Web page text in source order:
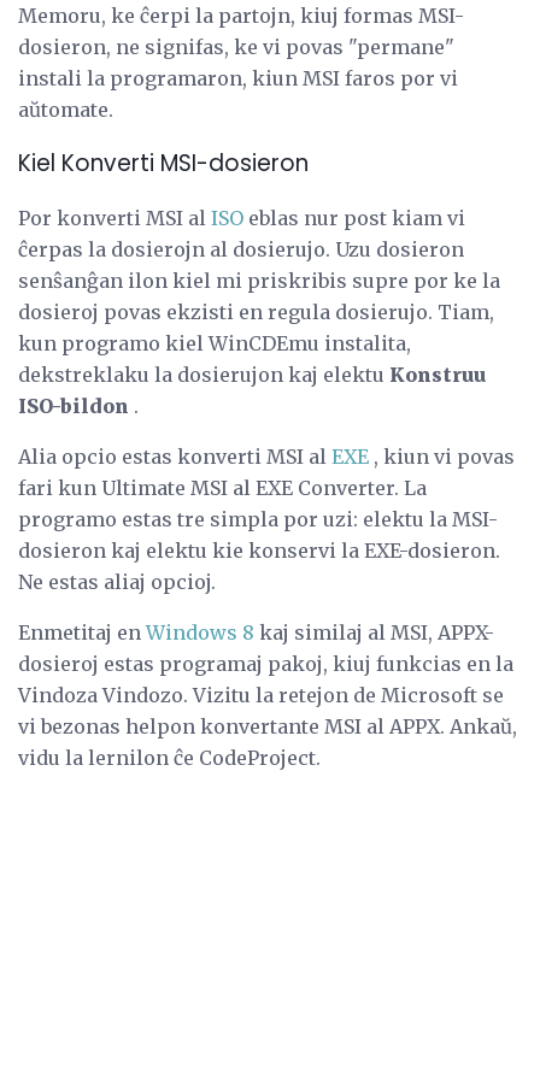
Memoru, ke ĉerpi la partojn, kiuj formas MSI-
dosieron, ne signifas, ke vi povas "permane"
instali la programaron, kiun MSI faros por vi
aŭtomate.
Kiel Konverti MSI-dosieron
Por konverti MSI al ISO eblas nur post kiam vi
ĉerpas la dosierojn al dosierujo. Uzu dosieron
senŝanĝan ilon kiel mi priskribis supre por ke la
dosieroj povas ekzisti en regula dosierujo. Tiam,
kun programo kiel WinCDEmu instalita,
dekstreklaku la dosierujon kaj elektu Konstruu
ISO-bildon .
Alia opcio estas konverti MSI al EXE , kiun vi povas
fari kun Ultimate MSI al EXE Converter. La
programo estas tre simpla por uzi: elektu la MSI-
dosieron kaj elektu kie konservi la EXE-dosieron.
Ne estas aliaj opcioj.
Enmetitaj enWindows 8 kaj similaj al MSI, APPX-
dosieroj estas programaj pakoj, kiuj funkcias en la
Vindoza Vindozo. Vizitu la retejon de Microsoft se
vi bezonas helpon konvertante MSI al APPX. Ankaŭ,
vidu la lernilon ĉe CodeProject.